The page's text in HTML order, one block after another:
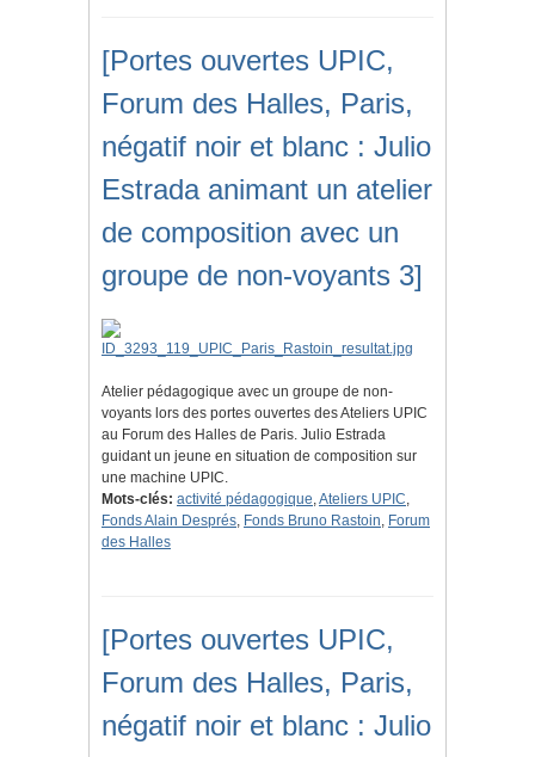
[Portes ouvertes UPIC,
Forum des Halles, Paris,
négatif noir et blanc : Julio
Estrada animant un atelier
de composition avec un
groupe de non-voyants 3]
Atelier pédagogique avec un groupe de non-
voyants lors des portes ouvertes des Ateliers UPIC
au Forum des Halles de Paris. Julio Estrada
guidant un jeune en situation de composition sur
une machine UPIC.
Mots-clés: activité pédagogique,Ateliers UPIC,
Fonds Alain Després, Fonds Bruno Rastoin, Forum
des Halles
[Portes ouvertes UPIC,
Forum des Halles, Paris,
négatif noir et blanc : Julio